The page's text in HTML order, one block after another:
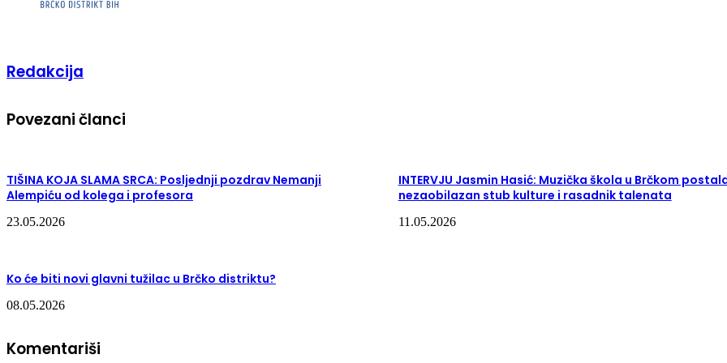
Redakcija
Povezani članci
TIŠINA KOJA SLAMA SRCA: Posljednji pozdrav Nemanji
Alempiću od kolega i profesora
23.05.2026
INTERVJU Jasmin Hasić: Muzička škola u Brčkom
nezaobilazan stub kulture i rasadnik talenata
11.05.2026
Ko će biti novi glavni tužilac u Brčko distriktu?
08.05.2026
Komentariši